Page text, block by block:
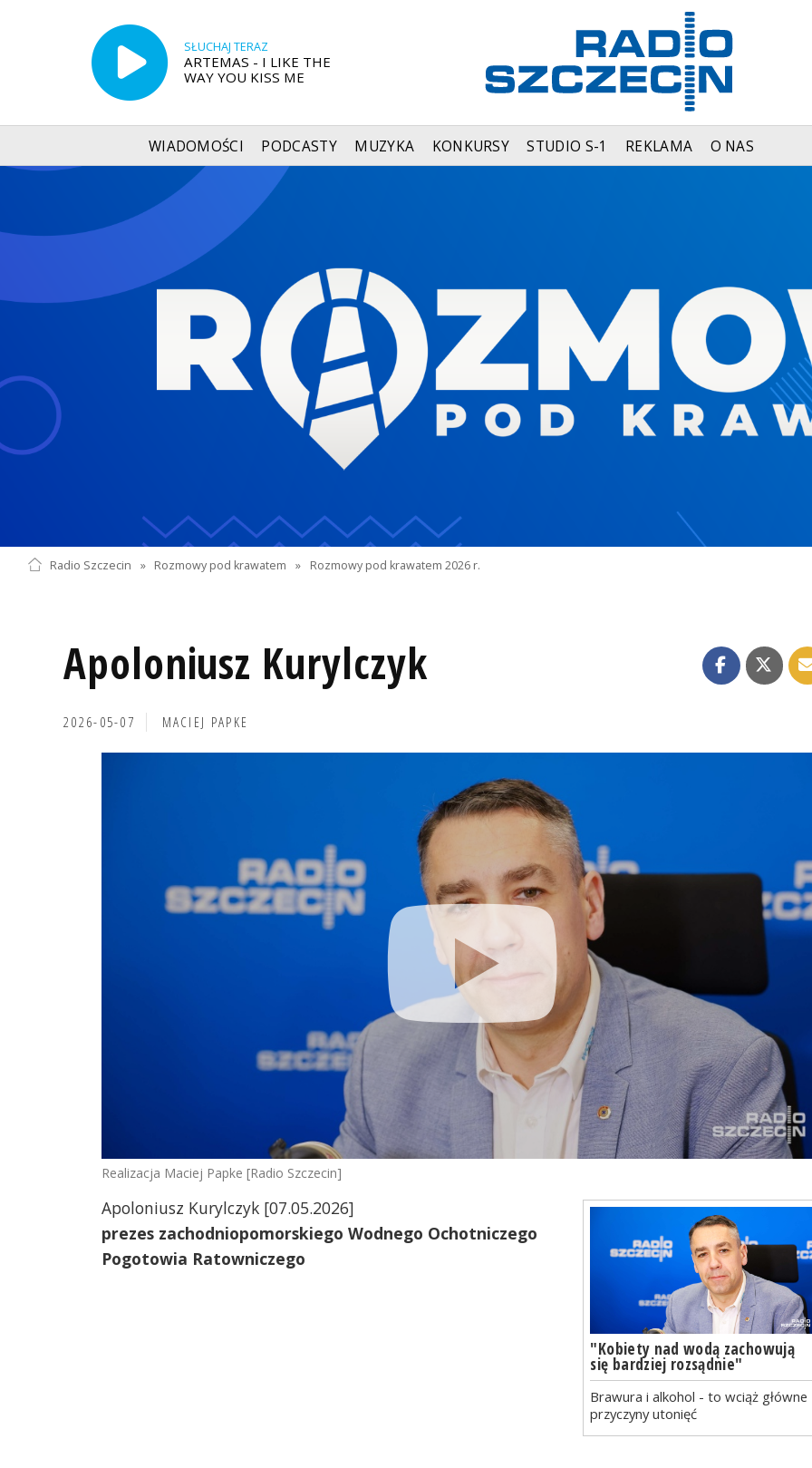
SŁUCHAJ TERAZ
ARTEMAS - I LIKE THE
WAY YOU KISS ME
WIADOMOŚCI PODCASTY MUZYKA KONKURSY STUDIO S-1 REKLAMA O NAS
Radio Szczecin » Rozmowy pod krawatem » Rozmowy pod krawatem 2026 r.
Apoloniusz Kurylczyk
2026-05-07 MACIEJ PAPKE
Realizacja Maciej Papke [Radio Szczecin]
"Kobiety nad wodą zachowują
się bardziej rozsądnie"
Brawura i alkohol - to wciąż główne
przyczyny utonięć
Apoloniusz Kurylczyk [07.05.2026]
prezes zachodniopomorskiego Wodnego Ochotniczego
Pogotowia Ratowniczego